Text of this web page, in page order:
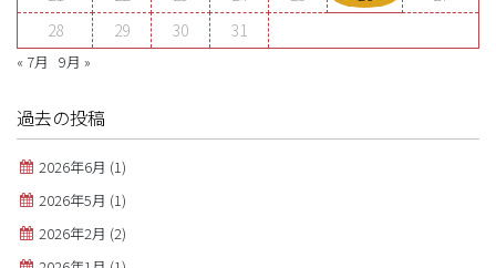
28
29 30 31
« 7月 9月 »
過去の投稿
2026年6月 (1)
2026年5月 (1)
2026年2月 (2)